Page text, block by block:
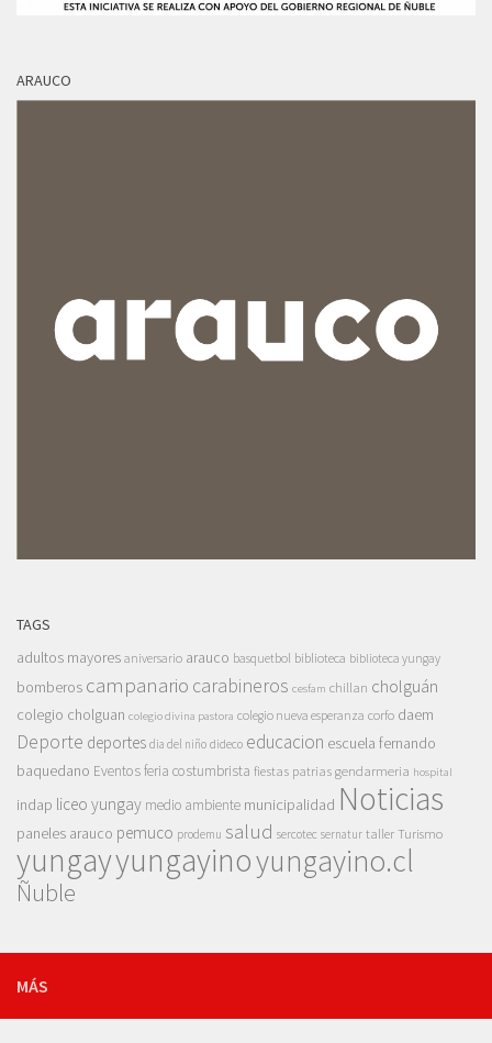
ARAUCO
TAGS
adultos mayores aniversario arauco basquetbol biblioteca biblioteca yungay
bomberos campanario carabineros cesfam chillan cholguán
colegio cholguan colegio divina pastora colegio nueva esperanza corfo daem
Deporte deportes dia del niño dideco educacion escuela fernando
baquedano Eventosferia costumbrista fiestas patrias gendarmeria hospital
indap liceo yungay medio ambiente municipalidad Noticias
paneles arauco pemuco prodemu salud sercotec sernatur taller Turismo
yungayyungayinoyungayino.cl
Ñuble
MÁS